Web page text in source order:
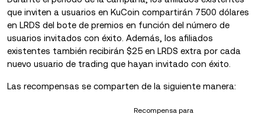
que inviten a usuarios en KuCoin compartirán 7500 dólares
en LRDS del bote de premios en función del número de
usuarios invitados con éxito. Además, los afiliados
existentes también recibirán $25 en LRDS extra por cada
nuevo usuario de trading que hayan invitado con éxito.
Las recompensas se comparten de la siguiente manera:
Recompensa para